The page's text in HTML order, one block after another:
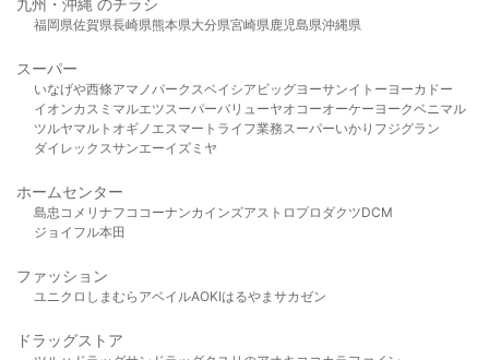
九州・沖縄 のチラシ
福岡県佐賀県長崎県熊本県大分県宮崎県鹿児島県沖縄県
スーパー
いなげや西條アマノパークスベイシア ビッグヨーサンイトーヨーカドー
イオンカスミ マルエツスーパーバリューヤオコーオーケー ヨークベニマル
ツルヤマルト オギノ エスマート ライフ業務スーパーいかり フジグラン
ダイレックスサンエーイズミヤ
ホームセンター
島忠 コメリ ナフコ コーナンカインズアストロプロダクツDCM
ジョイフル本田
ファッション
ユニクロ しまむら アベイルAOKIはるやま サカゼン
ドラッグストア